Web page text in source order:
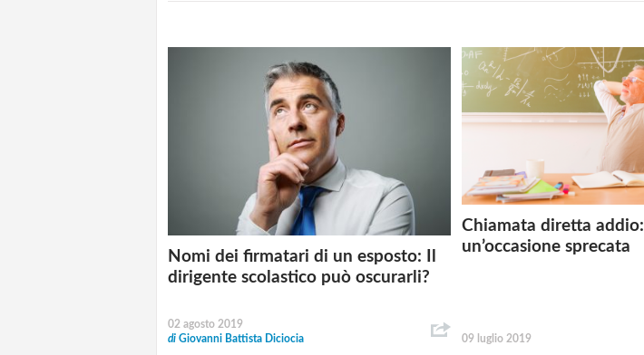
Nomi dei firmatari di un esposto: Il
dirigente scolastico può oscurarli?
02 agosto 2019
di Giovanni Battista Diciocia
Chiamata diretta addio:
un’occasione sprecata
09 luglio 2019